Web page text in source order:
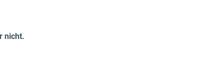
nicht.